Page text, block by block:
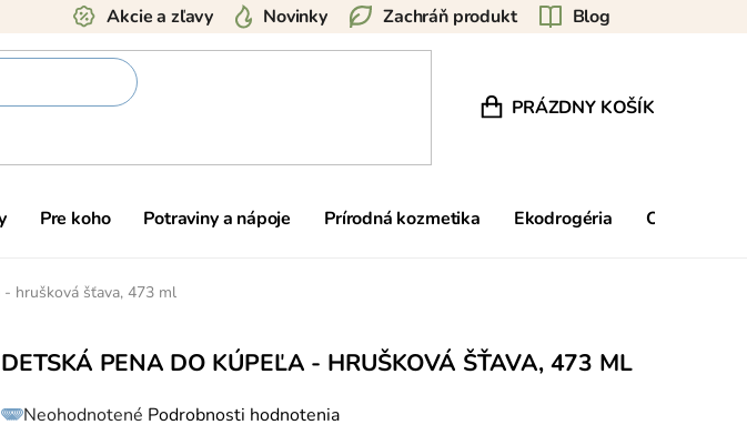
Blog
Zachráň produkt
Novinky
Akcie a zľavy
NÁKUPNÝ KOŠÍK
PRÁZDNY KOŠÍK
Pre koho Potraviny a nápoje Prírodná kozmetika Ekodrogéria Ostatné
hrušková šťava, 473 ml
DETSKÁ PENA DO KÚPEĽA - HRUŠKOVÁ ŠŤAVA, 473 ML
Priemerné
hodnotenie
Neohodnotené Podrobnosti hodnotenia